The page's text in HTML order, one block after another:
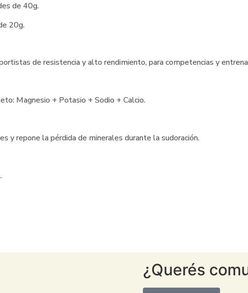
de 40g.
20g.
de resistencia y alto rendimiento, para competencias y
Magnesio + Potasio + Sodio + Calcio.
y repone la pérdida de minerales durante la sudoración.
¿Querés